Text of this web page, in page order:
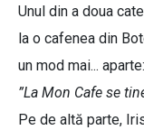
Unul din a doua
la o cafenea din
un mod mai... aparte:
”La Mon Cafe se
Pe de altă parte,